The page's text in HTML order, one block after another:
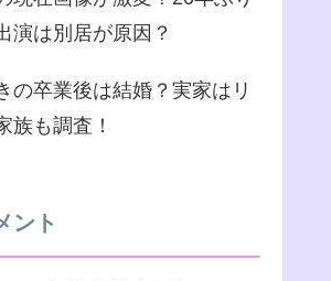
演は別居が原因？
の卒業後は結婚？実家はリ
族も調査！
ント